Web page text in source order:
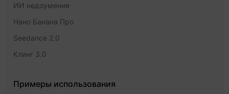
ИИ недоумения
Нано Банана Про
Seedance 2.0
Клинг 3.0
Примеры использования